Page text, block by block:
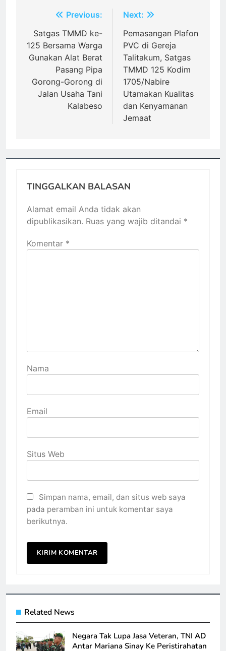
Navigasi
pos
Previous:
Satgas TMMD ke-
125 Bersama Warga
Gunakan Alat Berat
Pasang Pipa
Gorong-Gorong di
Jalan Usaha Tani
Kalabeso
Next:
Pemasangan Plafon
PVC di Gereja
Talitakum, Satgas
TMMD 125 Kodim
1705/Nabire
Utamakan Kualitas
dan Kenyamanan
Jemaat
TINGGALKAN BALASAN
Alamat email Anda tidak akan
dipublikasikan. Ruas yang wajib ditandai *
Komentar *
Nama
Email
Situs Web
Simpan nama, email, dan situs web saya
pada peramban ini untuk komentar saya
berikutnya.
Related News
Negara Tak Lupa Jasa Veteran, TNI AD
Antar Mariana Sinay Ke Peristirahatan